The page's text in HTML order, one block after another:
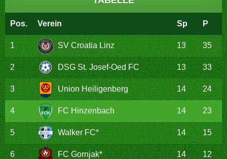
Pos. Verein Sp P
1 SV Croatia Linz 13 35
2 DSG St. Josef-Oed FC 13 33
3 Union Heiligenberg 14 24
4 FC Hinzenbach 14 23
5 Walker FC* 14 15
6 FC Gornjak* 14 12